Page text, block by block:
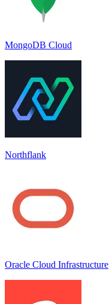
MongoDB Cloud
Northflank
Oracle Cloud Infrastructure